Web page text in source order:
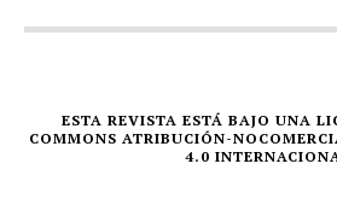
ESTA REVISTA ESTÁ BAJO UNA
COMMONS ATRIBUCIÓN-
4.0